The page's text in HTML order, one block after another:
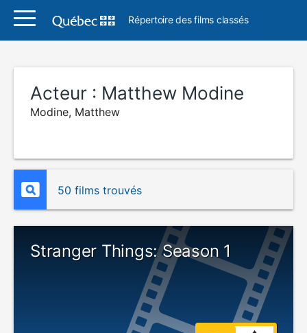
Répertoire des films classés
Acteur : Matthew Modine
Modine, Matthew
50 films trouvés
Stranger Things: Season 1